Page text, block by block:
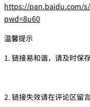
https://pan.baidu.com/s/
pwd=8u60
温馨提示
1. 链接易和谐，请及时保
2. 链接失效请在评论区留